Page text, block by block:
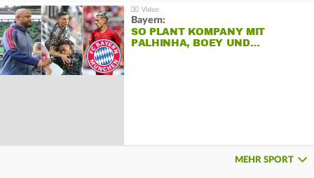
Bayern:
SO PLANT KOMPANY MIT
PALHINHA, BOEY UND…
MEHR SPORT